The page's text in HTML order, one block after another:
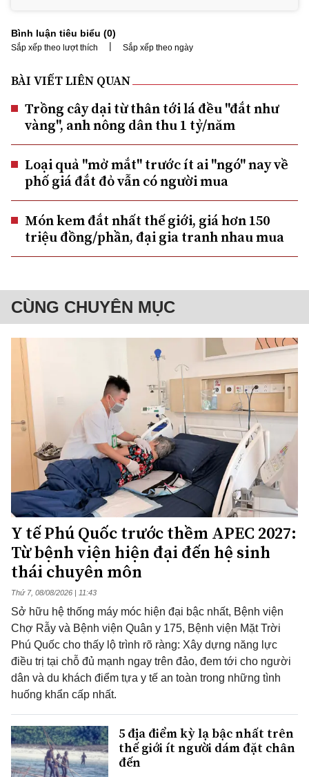
Bình luận tiêu biểu (0)
Sắp xếp theo lượt thích | Sắp xếp theo ngày
BÀI VIẾT LIÊN QUAN
Trồng cây dại từ thân tới lá đều "đắt như
vàng", anh nông dân thu 1 tỷ/năm
Loại quả "mở mắt" trước ít ai ''ngó" nay về
phố giá đắt đỏ vẫn có người mua
Món kem đắt nhất thế giới, giá hơn 150
triệu đồng/phần, đại gia tranh nhau mua
CÙNG CHUYÊN MỤC
Y tế Phú Quốc trước thềm APEC 2027:
Từ bệnh viện hiện đại đến hệ sinh
thái chuyên môn
Thứ 7, 08/08/2026 | 11:43
Sở hữu hệ thống máy móc hiện đại bậc nhất, Bệnh viện
Chợ Rẫy và Bệnh viện Quân y 175, Bệnh viện Mặt Trời
Phú Quốc cho thấy lộ trình rõ ràng: Xây dựng năng lực
điều trị tại chỗ đủ mạnh ngay trên đảo, đem tới cho người
dân và du khách điểm tựa y tế an toàn trong những tình
huống khẩn cấp nhất.
5 địa điểm kỳ lạ bậc nhất trên
thế giới ít người dám đặt chân
đến